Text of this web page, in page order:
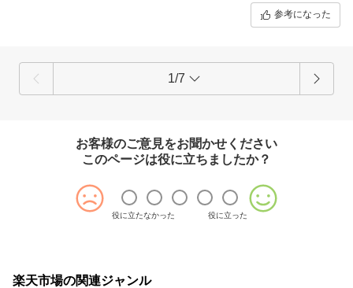
空気入れ不要で広げるだけで使える手軽さは、本商品の魅力のひとつで
すので、実際に便利さを感じていただけて安心いたしました。
参考になった
1/7
お客様のご意見をお聞かせください
このページは役に立ちましたか？
役に立たなかった 役に立った
楽天市場の関連ジャンル